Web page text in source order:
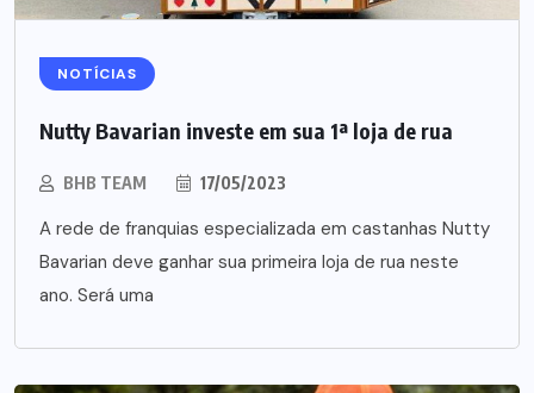
NOTÍCIAS
Nutty Bavarian investe em sua 1ª loja de rua
BHB TEAM 17/05/2023
A rede de franquias especializada em castanhas Nutty
Bavarian deve ganhar sua primeira loja de rua neste
ano. Será uma